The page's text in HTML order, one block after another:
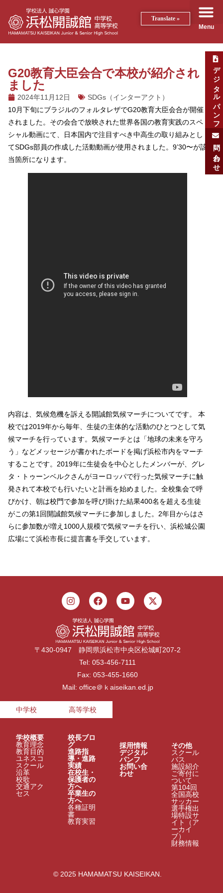
Menu
デジタルパンフ
問い合わせ
G20教育大臣会合で本校が紹介され
ました
2024年11月12日
SDGs（インターアクト）
10月下旬にブラジルのフォルタレザでG20教育大臣会合が開催
されました。その会合で放映された世界各国の教育実践のスペ
シャル動画にて、日本国内で注目すべき中高生の取り組みとし
てSDGs部員の作成した活動動画が使用されました。9’30〜が該
当箇所になります。
内容は、気候危機を訴える開誠館気候マーチについてです。 本
校では2019年から毎年、生徒の主体的な活動のひとつとして気
候マーチを行っています。気候マーチとは「地球の未来を守ろ
う」などメッセージが書かれたボードを掲げ浜松市内をマーチ
することです。2019年に生徒会を中心としたメンバーが、グレ
タ・トゥーンベルクさんがヨーロッパで行った気候マーチに触
発されて本校でも行いたいと計画を始めました。全校集会で呼
びかけ、朝は校門で参加を呼び掛けた結果400名を超える生徒
がこの第1回開誠館気候マーチに参加しました。2年目からはさ
らに参加数が増え1000人規模で気候マーチを行い、浜松城公園
広場にて浜松市長に提言書を手交しています。
〒430-0947 静岡県浜松市中央区松城町207-2
Tel: 053-456-7111
Fax: 053-455-1660
Mail: office＠ｋaiseikan.ed.jp
中学校 高等学校
学校概要
教育理念
教育目的
ユネスコ
スクール
沿革
校歌
交通アク
セス
校長ブロ
グ
進路指
導・進路
実績
在校生・
保護者の
方へ
卒業生の
方へ
各種証明
書
教育実習
採用情報
デジタル
パンフ
お問い合
わせ
その他
スクール
バス
施設紹介
ご寄付に
ついて
第104回
全国高校
サッカー
選手権出
場特設サ
イト（ア
ーカイ
ブ）
財務情報
© 2025 HAMAMATSU KAISEIKAN.
Translate »